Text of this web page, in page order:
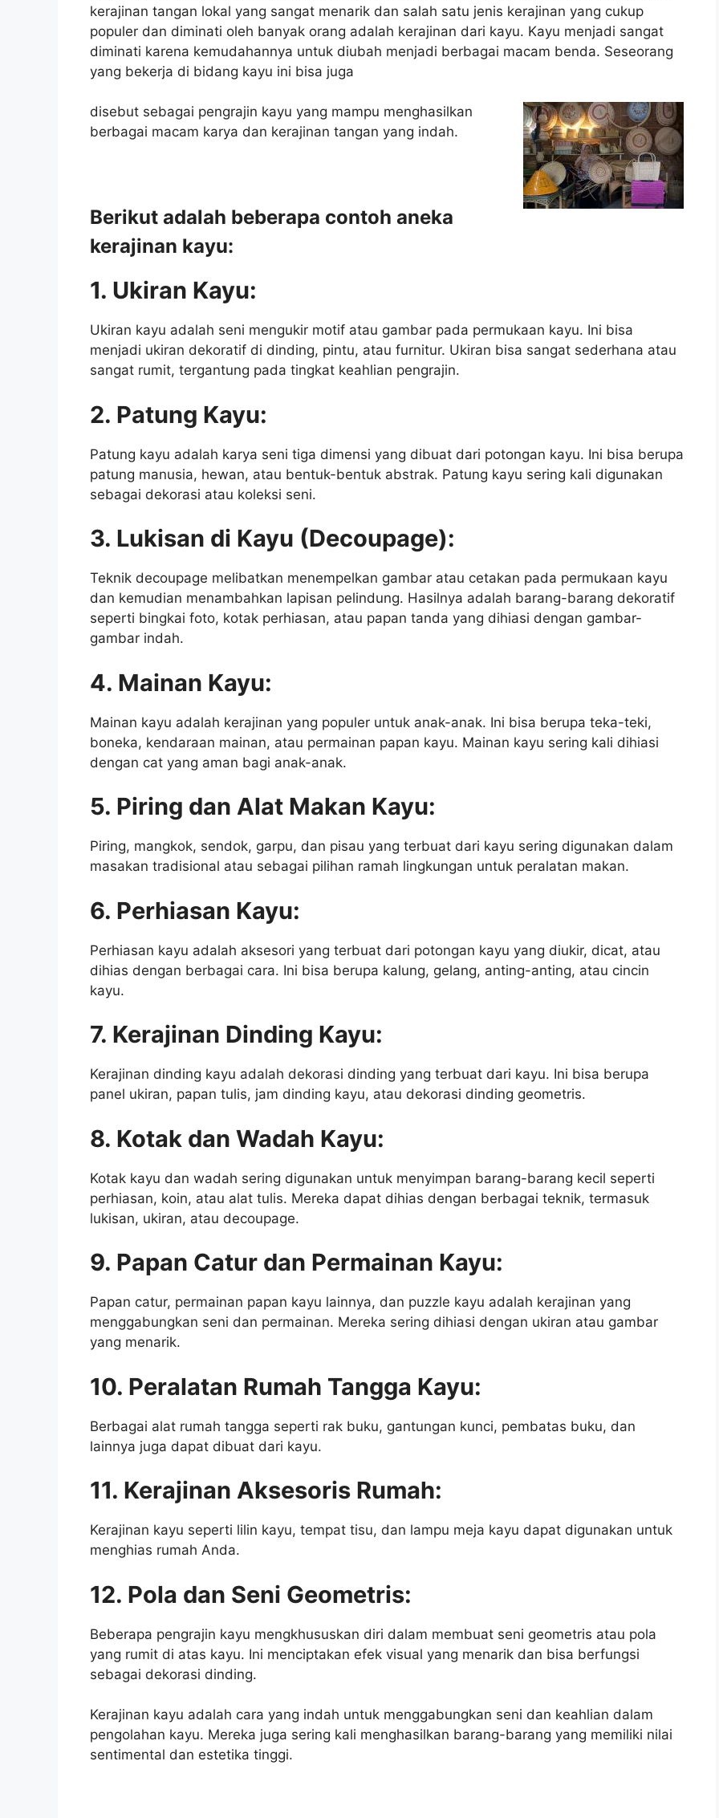
kerajinan tangan lokal yang sangat menarik dan salah satu jenis kerajinan yang cukup
populer dan diminati oleh banyak orang adalah kerajinan dari kayu. Kayu menjadi sangat
diminati karena kemudahannya untuk diubah menjadi berbagai macam benda. Seseorang
yang bekerja di bidang kayu ini bisa juga
disebut sebagai pengrajin kayu yang mampu menghasilkan
berbagai macam karya dan kerajinan tangan yang indah.
Berikut adalah beberapa contoh aneka
kerajinan kayu:
1. Ukiran Kayu:
Ukiran kayu adalah seni mengukir motif atau gambar pada permukaan kayu. Ini bisa
menjadi ukiran dekoratif di dinding, pintu, atau furnitur. Ukiran bisa sangat sederhana atau
sangat rumit, tergantung pada tingkat keahlian pengrajin.
2. Patung Kayu:
Patung kayu adalah karya seni tiga dimensi yang dibuat dari potongan kayu. Ini bisa berupa
patung manusia, hewan, atau bentuk-bentuk abstrak. Patung kayu sering kali digunakan
sebagai dekorasi atau koleksi seni.
3. Lukisan di Kayu (Decoupage):
Teknik decoupage melibatkan menempelkan gambar atau cetakan pada permukaan kayu
dan kemudian menambahkan lapisan pelindung. Hasilnya adalah barang-barang dekoratif
seperti bingkai foto, kotak perhiasan, atau papan tanda yang dihiasi dengan gambar-
gambar indah.
4. Mainan Kayu:
Mainan kayu adalah kerajinan yang populer untuk anak-anak. Ini bisa berupa teka-teki,
boneka, kendaraan mainan, atau permainan papan kayu. Mainan kayu sering kali dihiasi
dengan cat yang aman bagi anak-anak.
5. Piring dan Alat Makan Kayu:
Piring, mangkok, sendok, garpu, dan pisau yang terbuat dari kayu sering digunakan dalam
masakan tradisional atau sebagai pilihan ramah lingkungan untuk peralatan makan.
6. Perhiasan Kayu:
Perhiasan kayu adalah aksesori yang terbuat dari potongan kayu yang diukir, dicat, atau
dihias dengan berbagai cara. Ini bisa berupa kalung, gelang, anting-anting, atau cincin
kayu.
7. Kerajinan Dinding Kayu:
Kerajinan dinding kayu adalah dekorasi dinding yang terbuat dari kayu. Ini bisa berupa
panel ukiran, papan tulis, jam dinding kayu, atau dekorasi dinding geometris.
8. Kotak dan Wadah Kayu:
Kotak kayu dan wadah sering digunakan untuk menyimpan barang-barang kecil seperti
perhiasan, koin, atau alat tulis. Mereka dapat dihias dengan berbagai teknik, termasuk
lukisan, ukiran, atau decoupage.
9. Papan Catur dan Permainan Kayu:
Papan catur, permainan papan kayu lainnya, dan puzzle kayu adalah kerajinan yang
menggabungkan seni dan permainan. Mereka sering dihiasi dengan ukiran atau gambar
yang menarik.
10. Peralatan Rumah Tangga Kayu:
Berbagai alat rumah tangga seperti rak buku, gantungan kunci, pembatas buku, dan
lainnya juga dapat dibuat dari kayu.
11. Kerajinan Aksesoris Rumah:
Kerajinan kayu seperti lilin kayu, tempat tisu, dan lampu meja kayu dapat digunakan untuk
menghias rumah Anda.
12. Pola dan Seni Geometris:
Beberapa pengrajin kayu mengkhususkan diri dalam membuat seni geometris atau pola
yang rumit di atas kayu. Ini menciptakan efek visual yang menarik dan bisa berfungsi
sebagai dekorasi dinding.
Kerajinan kayu adalah cara yang indah untuk menggabungkan seni dan keahlian dalam
pengolahan kayu. Mereka juga sering kali menghasilkan barang-barang yang memiliki nilai
sentimental dan estetika tinggi.